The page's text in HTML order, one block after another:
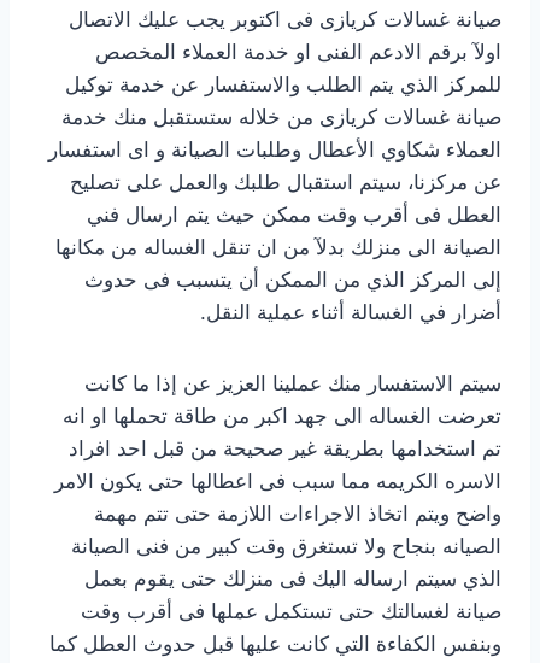
صيانة غسالات كريازى فى اكتوبر يجب عليك الاتصال
اولآ برقم الادعم الفنى او خدمة العملاء المخصص
للمركز الذي يتم الطلب والاستفسار عن خدمة توكيل
صيانة غسالات كريازى من خلاله ستستقبل منك خدمة
العملاء شكاوي الأعطال وطلبات الصيانة و اى استفسار
عن مركزنا، سيتم استقبال طلبك والعمل على تصليح
العطل فى أقرب وقت ممكن حيث يتم ارسال فني
الصيانة الى منزلك بدلآ من ان تنقل الغساله من مكانها
إلى المركز الذي من الممكن أن يتسبب فى حدوث
أضرار في الغسالة أثناء عملية النقل.
سيتم الاستفسار منك عملينا العزيز عن إذا ما كانت
تعرضت الغساله الى جهد اكبر من طاقة تحملها او انه
تم استخدامها بطريقة غير صحيحة من قبل احد افراد
الاسره الكريمه مما سبب فى اعطالها حتى يكون الامر
واضح ويتم اتخاذ الاجراءات اللازمة حتى تتم مهمة
الصيانه بنجاح ولا تستغرق وقت كبير من فنى الصيانة
الذي سيتم ارساله اليك فى منزلك حتى يقوم بعمل
صيانة لغسالتك حتى تستكمل عملها فى أقرب وقت
وبنفس الكفاءة التي كانت عليها قبل حدوث العطل كما